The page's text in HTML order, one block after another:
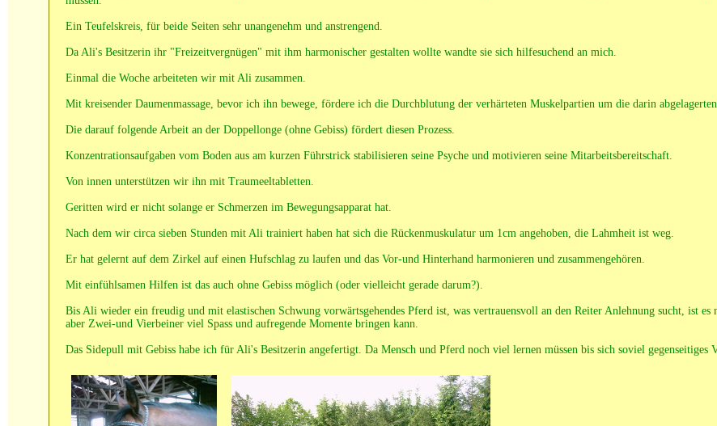
Ein Teufelskreis, für beide Seiten sehr unangenehm und anstrengend.
Da Ali's Besitzerin ihr "Freizeitvergnügen" mit ihm harmonischer gestalten wollte wandte sie sich hilfesuchend an mich.
Einmal die Woche arbeiteten wir mit Ali zusammen.
Mit kreisender Daumenmassage, bevor ich ihn bewege, fördere ich die Durchblutung der verhärteten Muskelpartien um die darin
Die darauf folgende Arbeit an der Doppellonge (ohne Gebiss) fördert diesen Prozess.
Konzentrationsaufgaben vom Boden aus am kurzen Führstrick stabilisieren seine Psyche und motivieren seine Mitarbeitsbereitschaft.
Von innen unterstützen wir ihn mit Traumeeltabletten.
Geritten wird er nicht solange er Schmerzen im Bewegungsapparat hat.
Nach dem wir circa sieben Stunden mit Ali trainiert haben hat sich die Rückenmuskulatur um 1cm angehoben, die Lahmheit ist weg.
Er hat gelernt auf dem Zirkel auf einen Hufschlag zu laufen und das Vor-und Hinterhand harmonieren und zusammengehören.
Mit einfühlsamen Hilfen ist das auch ohne Gebiss möglich (oder vielleicht gerade darum?).
Bis Ali wieder ein freudig und mit elastischen Schwung vorwärtsgehendes Pferd ist, was vertrauensvoll an den Reiter Anlehnung sucht, ist
aber Zwei-und Vierbeiner viel Spass und aufregende Momente bringen kann.
Das Sidepull mit Gebiss habe ich für Ali's Besitzerin angefertigt. Da Mensch und Pferd noch viel lernen müssen bis sich soviel